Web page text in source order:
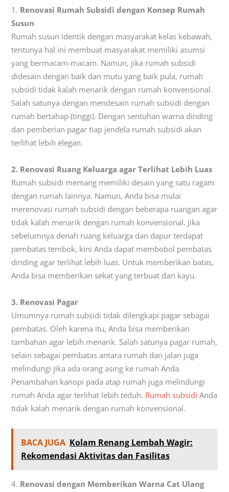
1. Renovasi Rumah Subsidi dengan Konsep Rumah
Susun
Rumah susun identik dengan masyarakat kelas kebawah,
tentunya hal ini membuat masyarakat memiliki asumsi
yang bermacam-macam. Namun, jika rumah subsidi
didesain dengan baik dan mutu yang baik pula, rumah
subsidi tidak kalah menarik dengan rumah konvensional.
Salah satunya dengan mendesain rumah subsidi dengan
rumah bertahap (tinggi). Dengan sentuhan warna dinding
dan pemberian pagar tiap jendela rumah subsidi akan
terlihat lebih elegan.
2. Renovasi Ruang Keluarga agar Terlihat Lebih Luas
Rumah subsidi memang memiliki desain yang satu ragam
dengan rumah lainnya. Namun, Anda bisa mulai
merenovasi rumah subsidi dengan beberapa ruangan agar
tidak kalah menarik dengan rumah konvensional. Jika
sebelumnya denah ruang keluarga dan dapur terdapat
pembatas tembok, kini Anda dapat membobol pembatas
dinding agar terlihat lebih luas. Untuk memberikan batas,
Anda bisa memberikan sekat yang terbuat dari kayu.
3. Renovasi Pagar
Umumnya rumah subsidi tidak dilengkapi pagar sebagai
pembatas. Oleh karena itu, Anda bisa memberikan
tambahan agar lebih menarik. Salah satunya pagar rumah,
selain sebagai pembatas antara rumah dan jalan juga
melindungi jika ada orang asing ke rumah Anda.
Penambahan kanopi pada atap rumah juga melindungi
rumah Anda agar terlihat lebih teduh. Rumah subsidiAnda
tidak kalah menarik dengan rumah konvensional.
BACA JUGA Kolam Renang Lembah Wagir:
Rekomendasi Aktivitas dan Fasilitas
4. Renovasi dengan Memberikan Warna Cat Ulang